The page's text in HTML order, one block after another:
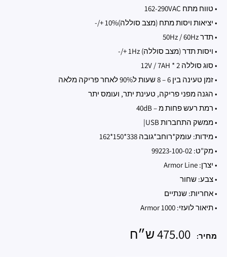
• טווח מתח 162-290VAC
• יציאות ויסות מתח (מצב סוללה)10% +/-
• תדר 50Hz / 60Hz
• ויסות תדר (מצב סוללה) 1Hz +/-
• סוג סוללה 12V / 7AH * 2
• זמן טעינה בין 6 – 8 שעות ל90% לאחר פריקה מלאה
• הגנה מפני פריקה, טעינת יתר, ועומס יתר
• רמת רעש פחות מ – 40dB
• ממשק התחברות USB|
• מידות: עומק*רוחב*גובה 338*150*162
• מק"ט: 99223-100-02
• יצרן: Armor Line
• צבע: שחור
• אחריות: שנתיים
• תיאור לועזי: Armor 1000
מחיר: מחיר
475.00 ש״ח